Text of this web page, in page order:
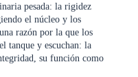
pesada: la rigidez
el núcleo y los
razón por la que los
tanque y escuchan: la
su función como